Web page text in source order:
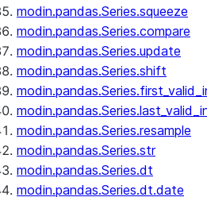
modin.pandas.Series.squeeze
modin.pandas.Series.compare
modin.pandas.Series.update
modin.pandas.Series.shift
modin.pandas.Series.resample
modin.pandas.Series.str
modin.pandas.Series.dt
modin.pandas.Series.dt.date